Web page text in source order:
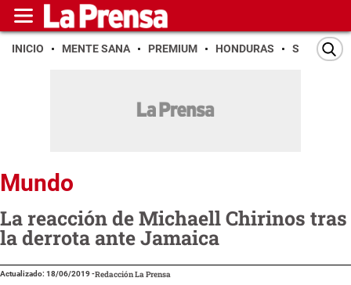
INICIO MENTE SANA PREMIUM HONDURAS SAN PEDRO
Mundo
La reacción de Michaell Chirinos tras
la derrota ante Jamaica
Actualizado: 18/06/2019-Redacción La Prensa